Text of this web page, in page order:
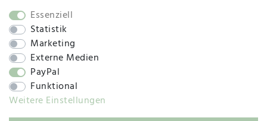
SOCIAL
Essenziell
Statistik
Marketing
Externe Medien
PayPal
Funktional
Weitere Einstellungen